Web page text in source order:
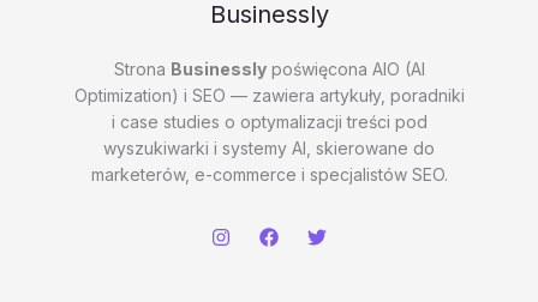
Businessly
Strona Businesslypoświęcona AIO (AI
Optimization) i SEO — zawiera artykuły, poradniki
i case studies o optymalizacji treści pod
wyszukiwarki i systemy AI, skierowane do
marketerów, e-commerce i specjalistów SEO.